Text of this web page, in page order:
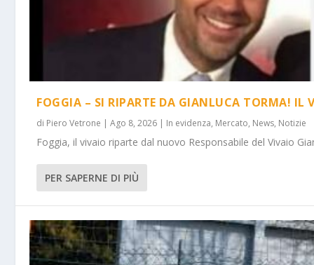
FOGGIA – SI RIPARTE DA GIANLUCA TORMA! IL
di Piero Vetrone |Ago 8, 2026 | In evidenza, Mercato, News, Notizie
Foggia, il vivaio riparte dal nuovo Responsabile del Vivaio
PER SAPERNE DI PIÙ